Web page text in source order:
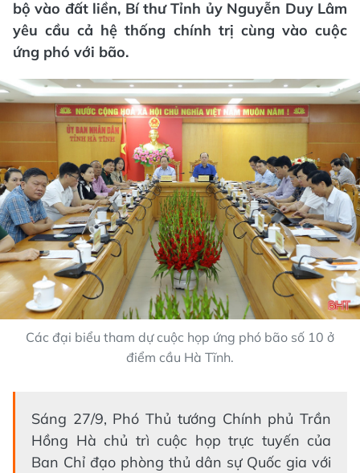
bộ vào đất liền, Bí thư Tỉnh ủy Nguyễn Duy Lâm
yêu cầu cả hệ thống chính trị cùng vào cuộc
ứng phó với bão.
Các đại biểu tham dự cuộc họp ứng phó bão số 10 ở
điểm cầu Hà Tĩnh.
Sáng 27/9, Phó Thủ tướng Chính phủ Trần
Hồng Hà chủ trì cuộc họp trực tuyến của
Ban Chỉ đạo phòng thủ dân sự Quốc gia với